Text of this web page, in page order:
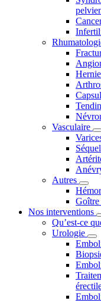
Vasculaire
Autres
Goître
Nos interventions
Qu’est-ce
Urologie